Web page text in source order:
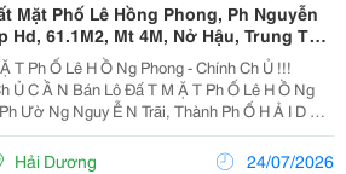
Mặt Phố Lê Hồng Phong, Ph Nguyễn
Hd, 61.1M2, Mt 4M, Nở Hậu, Trung Tâm
Tỷ
T Ph Ố Lê H Ồ Ng Phong - Chính Ch Ủ !!!
Ủ C Ầ N Bán Lô Đấ T M Ặ T Ph Ố Lê H Ồ Ng
Ườ Ng Nguy Ễ N Trãi, Thành Ph Ố H Ả I D Ươ
H Ướ Ng Tây - V Ị Trí Trung Tâm...
Hải Dương 24/07/2026